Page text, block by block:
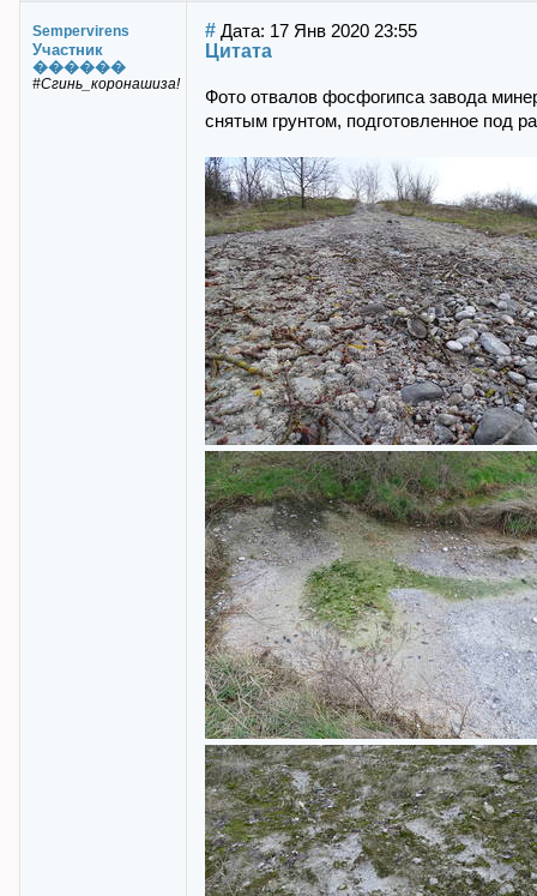
Sempervirens
Участник
������
#Сгинь_коронашиза!
# Дата: 17 Янв 2020 23:55
Цитата
Фото отвалов фосфогипса завода
снятым грунтом, подготовленное под